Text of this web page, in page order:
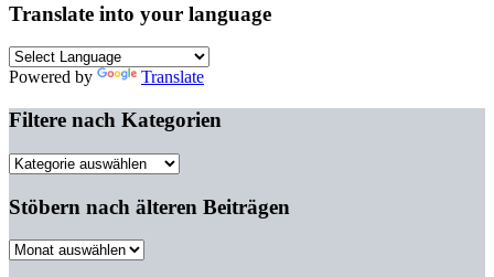
Translate into your language
Powered by Translate
Filtere nach Kategorien
Filtere
Kategorien
Stöbern nach älteren Beiträgen
Stöbern